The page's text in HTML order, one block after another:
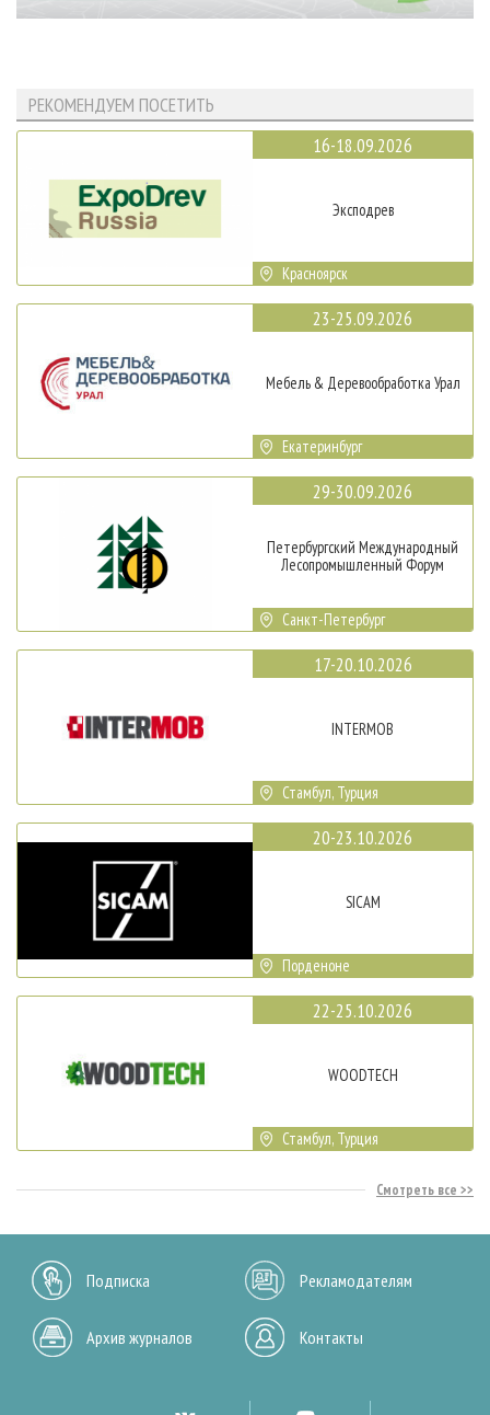
РЕКОМЕНДУЕМ ПОСЕТИТЬ
16-18.09.2026
Эксподрев
Красноярск
23-25.09.2026
Мебель & Деревообработка Урал
Екатеринбург
29-30.09.2026
Петербургский Международный
Лесопромышленный Форум
Санкт-Петербург
17-20.10.2026
INTERMOB
Стамбул, Турция
20-23.10.2026
SICAM
Порденоне
22-25.10.2026
WOODTECH
Стамбул, Турция
Смотреть все
Подписка Рекламодателям
Архив журналов Контакты